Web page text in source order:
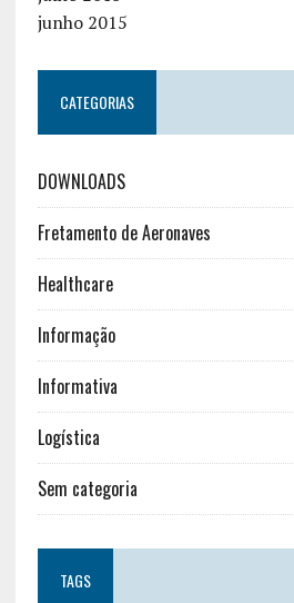
junho 2015
CATEGORIAS
DOWNLOADS
Fretamento de Aeronaves
Healthcare
Informação
Informativa
Logística
Sem categoria
TAGS